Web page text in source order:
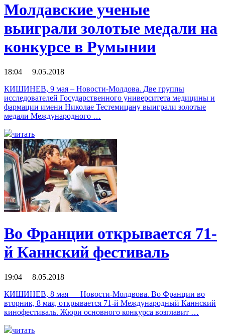
Молдавские ученые
выиграли золотые медали на
конкурсе в Румынии
18:04 9.05.2018
КИШИНЕВ, 9 мая – Новости-Молдова. Две группы
исследователей Государственного университета медицины и
фармации имени Николае Тестемицану выиграли золотые
медали Международного …
читать
Во Франции открывается 71-
й Каннский фестиваль
19:04 8.05.2018
КИШИНЕВ, 8 мая — Новости-Молдвова. Во Франции во
вторник, 8 мая, открывается 71-й Международный Каннский
кинофестиваль. Жюри основного конкурса возглавит …
читать